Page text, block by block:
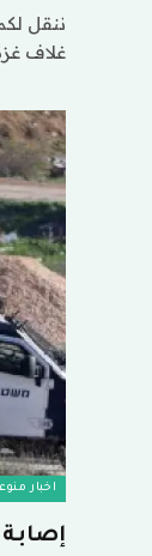
ننقل
غلاف
اخبار